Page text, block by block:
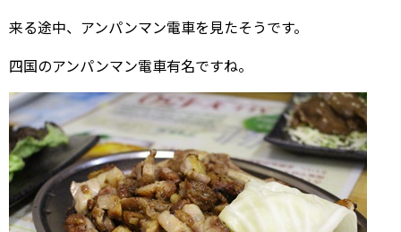
来る途中、アンパンマン電車を見たそうです。
四国のアンパンマン電車有名ですね。